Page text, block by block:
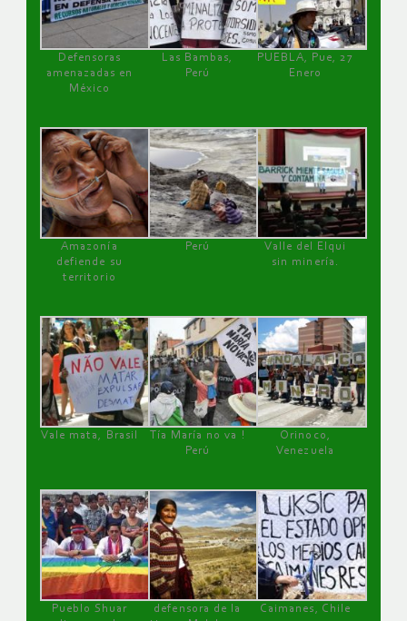
Defensoras
amenazadas en
México
Las Bambas,
Perú
PUEBLA, Pue, 27
Enero
Amazonía
defiende su
territorio
Perú
Valle del Elqui
sin minería.
Vale mata, Brasil
Tía María no va !
Perú
Orinoco,
Venezuela
Pueblo Shuar
defensora de la
Caimanes, Chile